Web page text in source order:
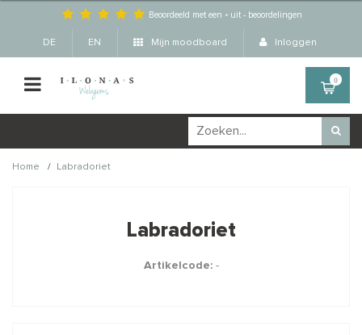
Beoordeeld met een - uit -beoordelingen
DE EN Mijn moodboard Inloggen
0
Home / Labradoriet
producten ook interessant
Labradoriet
Artikelcode:-